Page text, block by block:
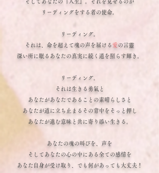
そしてあなたの『人生』。それを見せるのが
リーディングをする者の使命。
リーディング。
それは、命を超えて魂の声を届ける 愛の言靈
深い所に眠るあなたの真実に続く道を照らす輝き。
リーディング。
それは生きる勇氣と
あなたがあなたであることの素晴らしさと
あなたが道に立ち止まるその背中をそっと押し
あなたが進む意味と共に寄り添い生きる。
あなたの魂の叫びを、声を
そしてあなたの心の中にある全ての感情を
あなた自身が受け取り、でも何があっても大丈夫！